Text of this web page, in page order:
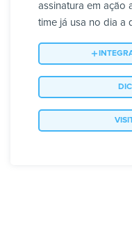
assinatura em ação
time já usa no dia a